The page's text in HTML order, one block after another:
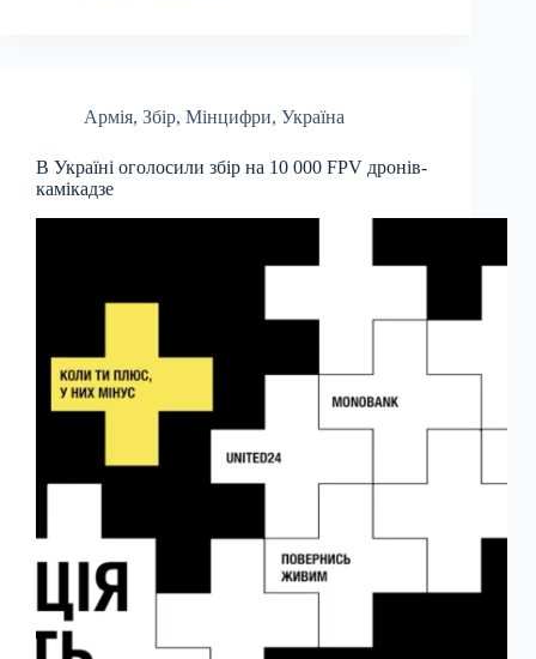
Армія, Збір, Мінцифри, Україна
В Україні оголосили збір на 10 000 FPV дронів-
камікадзе